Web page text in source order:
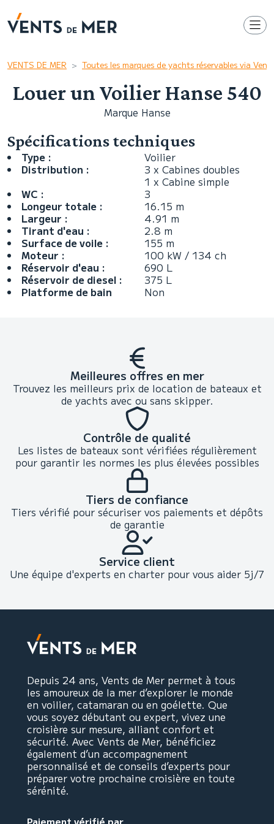
VENTS DE MER Toutes les marques de yachts réservables via
Louer un Voilier Hanse 540
Marque Hanse
Spécifications techniques
Type :
Voilier
Distribution :
3 x Cabines doubles
1 x Cabine simple
WC :
3
Longeur totale :
16.15 m
Largeur :
4.91 m
Tirant d'eau :
2.8 m
Surface de voile :
155 m
Moteur :
100 kW / 134 ch
Réservoir d'eau :
690 L
Réservoir de diesel :
375 L
Platforme de bain
Non
Meilleures offres en mer
Trouvez les meilleurs prix de location de bateaux et
de yachts avec ou sans skipper.
Contrôle de qualité
Les listes de bateaux sont vérifiées régulièrement
pour garantir les normes les plus élevées possibles
Tiers de confiance
Tiers vérifié pour sécuriser vos paiements et dépôts
de garantie
Service client
Une équipe d'experts en charter pour vous aider 5j/7
Depuis 24 ans, Vents de Mer permet à tous
les amoureux de la mer d’explorer le monde
en voilier, catamaran ou en goélette. Que
vous soyez débutant ou expert, vivez une
croisière sur mesure, alliant confort et
sécurité. Avec Vents de Mer, bénéficiez
également d’un accompagnement
personnalisé et de conseils d’experts pour
préparer votre prochaine croisière en toute
sérénité.
Paiement vérifié par